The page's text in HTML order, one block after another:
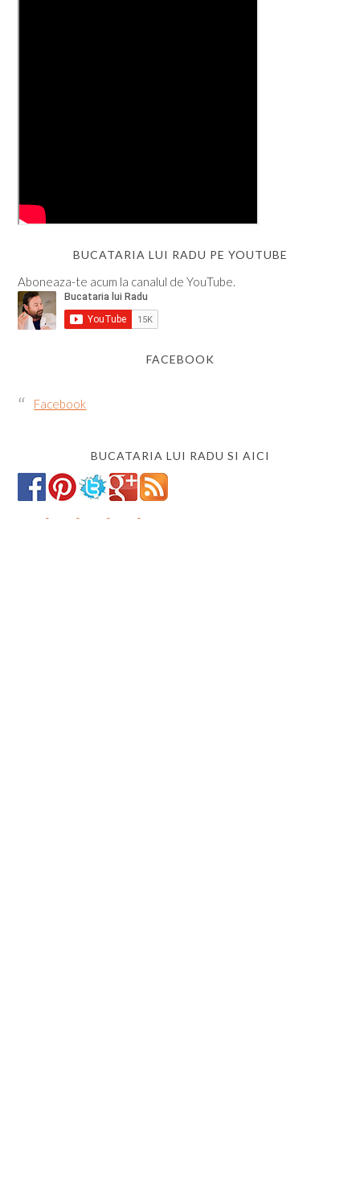
BUCATARIA LUI RADU PE YOUTUBE
Aboneaza-te acum la canalul de YouTube.
FACEBOOK
Facebook
BUCATARIA LUI RADU SI AICI